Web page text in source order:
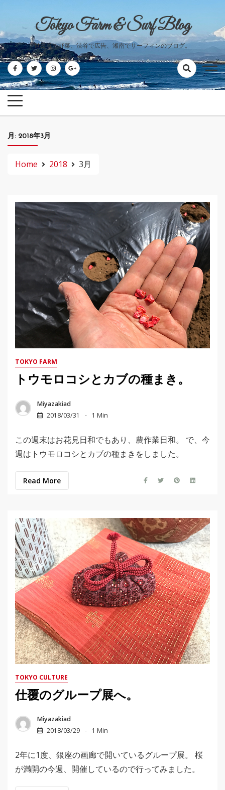
content
Tokyo Farm & Surf Blog
世田谷で野菜、渋谷で広告、湘南でサーフィンのブログ。
月: 2018年3月
Home 2018 3月
TOKYO FARM
トウモロコシとカブの種まき。
Miyazakiad
2018/03/31
1 Min
この週末はお花見日和でもあり、農作業日和。 で、今
週はトウモロコシとカブの種まきをしました。
Read More
TOKYO CULTURE
仕覆のグループ展へ。
Miyazakiad
2018/03/29
1 Min
2年に1度、銀座の画廊で開いているグループ展。 桜
が満開の今週、開催しているので行ってみました。